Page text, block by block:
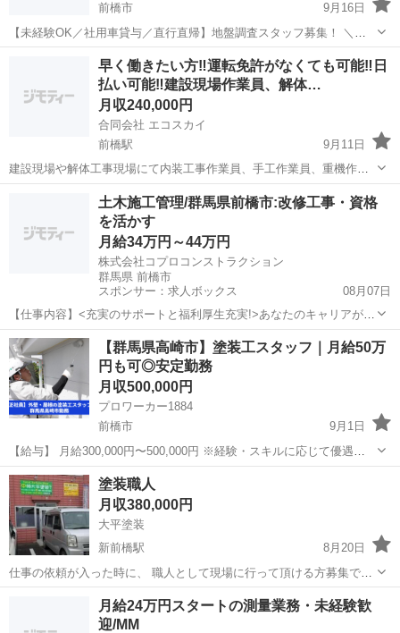
前橋市
9月16日
【未経験OK／社用車貸与／直行直帰】地盤調査スタッフ募集！ ＼体
を動かすのが好きな方にピッタリ／ 住宅や建築現場の地盤調査を行う
お仕事です。 社用車・調査機械・ガソリン代・ETC費用すべて会社負
担！ 未経験でも先輩が1〜1...
前橋市 測量 未経験
早く働きたい方‼︎運転免許がなくても可能‼︎日
払い可能‼︎建設現場作業員、解体…
月収240,000円
合同会社 エコスカイ
前橋駅
9月11日
建設現場や解体工事現場にて内装工事作業員、手工作業員、重機作業
オペレーター、資機材の運搬するをするトラック運転手などを募集し
る方お願いします！ 持っ...
前橋駅 その他 65歳
土木施工管理/群馬県前橋市:改修工事・資格
を活かす
月給34万円～44万円
株式会社コプロコンストラクション
群馬県 前橋市
スポンサー：求人ボックス
08月07日
【仕事内容】<充実のサポートと福利厚生充実!>あなたのキャリアが活
かせるお仕事 大手で安心して働ける環境です 40代・50代・60代の方
が活躍されています <募集要項> <職種> 土木施工管理/群馬県前橋市:
改修工事・資格を活かす...
正社員
【群馬県高崎市】塗装工スタッフ｜月給50万
円も可◎安定勤務
月収500,000円
プロワーカー1884
前橋市
9月1日
【給与】 月給300,000円〜500,000円 ※経験・スキルに応じて優遇
【募集職種】 塗装工スタッフ（経験者・未経験者歓迎） 【仕事内容】
住宅や建物の外壁・屋根などを中心とした塗装工事に携わってい...
群馬 前橋市 その他
塗装職人
月収380,000円
大平塗装
新前橋駅
8月20日
仕事の依頼が入った時に、 職人として現場に行って頂ける方募集で
す。 ・請負いOK ・もしくは、常用（1.8万〜2.0万） 一人親方や2.3人
会社でも、有り難いです。 宜しくお願い致します。 お気軽に問合せ下
新前橋駅 土木 職人
月給24万円スタートの測量業務・未経験歓
迎/MM